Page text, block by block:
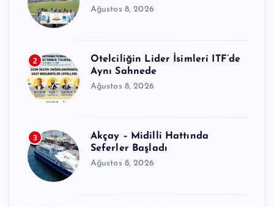
Ağustos 8, 2026
2
Otelciliğin Lider İsimleri ITF’de
Aynı Sahnede
Ağustos 8, 2026
3
Akçay – Midilli Hattında
Seferler Başladı
Ağustos 8, 2026